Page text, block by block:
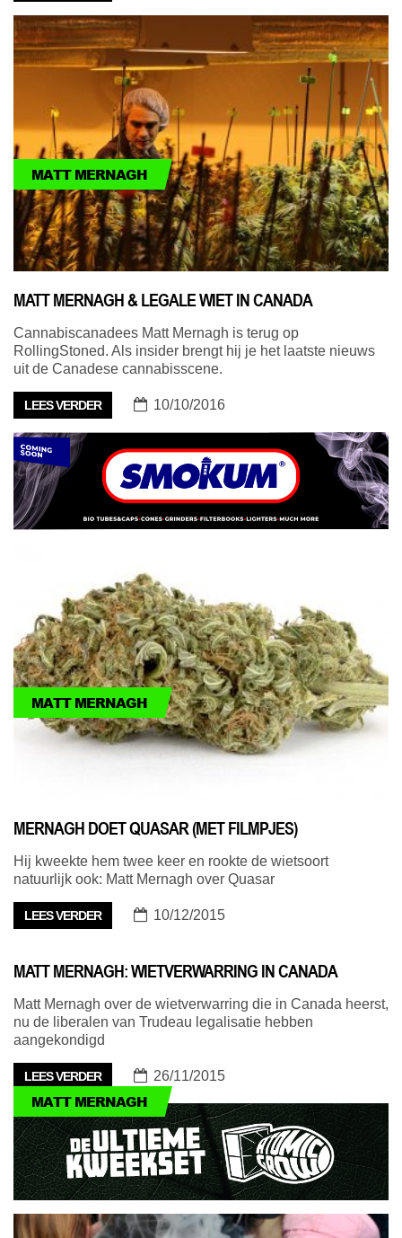
MATT MERNAGH
MATT MERNAGH & LEGALE WIET IN CANADA
Cannabiscanadees Matt Mernagh is terug op
RollingStoned. Als insider brengt hij je het laatste nieuws
uit de Canadese cannabisscene.
LEES VERDER 10/10/2016
MATT MERNAGH
MERNAGH DOET QUASAR (MET FILMPJES)
Hij kweekte hem twee keer en rookte de wietsoort
natuurlijk ook: Matt Mernagh over Quasar
LEES VERDER 10/12/2015
MATT MERNAGH
MATT MERNAGH: WIETVERWARRING IN CANADA
Matt Mernagh over de wietverwarring die in Canada heerst,
nu de liberalen van Trudeau legalisatie hebben
aangekondigd
LEES VERDER 26/11/2015